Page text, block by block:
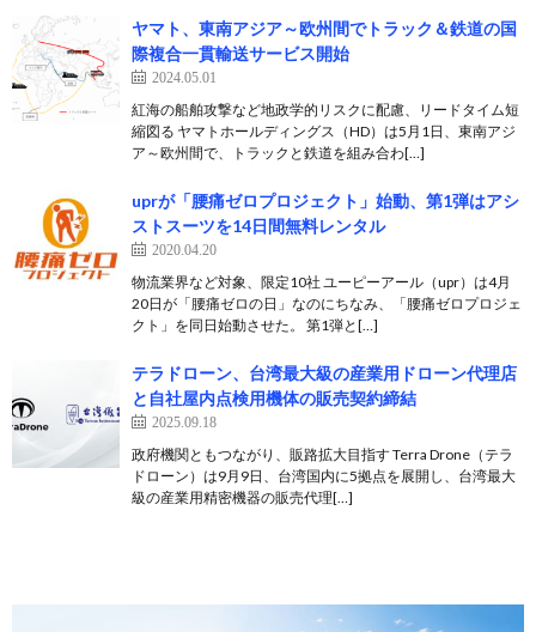
ヤマト、東南アジア～欧州間でトラック＆鉄道の国
際複合一貫輸送サービス開始
2024.05.01
紅海の船舶攻撃など地政学的リスクに配慮、リードタイム短
縮図る ヤマトホールディングス（HD）は5月1日、東南アジ
ア～欧州間で、トラックと鉄道を組み合わ[…]
uprが「腰痛ゼロプロジェクト」始動、第1弾はアシ
ストスーツを14日間無料レンタル
2020.04.20
物流業界など対象、限定10社 ユーピーアール（upr）は4月
20日が「腰痛ゼロの日」なのにちなみ、「腰痛ゼロプロジェ
クト」を同日始動させた。 第1弾と[…]
テラドローン、台湾最大級の産業用ドローン代理店
と自社屋内点検用機体の販売契約締結
2025.09.18
政府機関ともつながり、販路拡大目指す Terra Drone（テラ
ドローン）は9月9日、台湾国内に5拠点を展開し、台湾最大
級の産業用精密機器の販売代理[…]